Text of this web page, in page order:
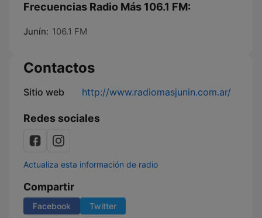
Frecuencias Radio Más 106.1 FM:
Junín: 106.1 FM
Contactos
Sitio web http://www.radiomasjunin.com.ar/
Redes sociales
Actualiza esta información de radio
Compartir
Facebook Twitter